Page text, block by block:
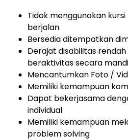
Tidak menggunakan
berjalan
Bersedia ditempatkan
Derajat disabilitas
beraktivitas secara
Mencantumkan Foto /
Memiliki kemampuan
Dapat bekerjasama
individual
Memiliki kemampuan
problem solving